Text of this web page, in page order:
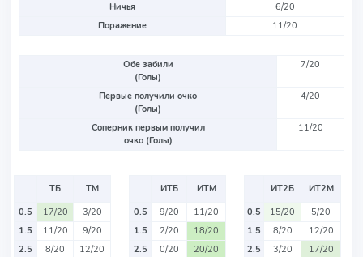
Ничья
6/20
Поражение
11/20
Обе забили
(Голы)
7/20
Первые получили очко
(Голы)
4/20
Соперник первым получил
очко (Голы)
11/20
ТБ
ТМ
0.5
17/20
3/20
1.5
11/20
9/20
2.5
8/20
12/20
ИТБ
ИТМ
0.5
9/20
11/20
1.5
2/20
18/20
2.5
0/20 20/20
ИТ2Б
ИТ2М
0.5
15/20
5/20
1.5
8/20
12/20
2.5
3/20
17/20